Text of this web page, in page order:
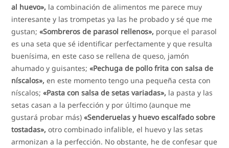
al huevo», la combinación de alimentos me parece muy
interesante y las trompetas ya las he probado y sé que me
gustan;«Sombreros de parasol rellenos», porque el parasol
es una seta que sé identificar perfectamente y que resulta
buenísima, en este caso se rellena de queso, jamón
ahumado y guisantes;«Pechuga de pollo frita con salsa de
níscalos», en este momento tengo una pequeña cesta con
níscalos;«Pasta con salsa de setas variadas», la pasta y las
setas casan a la perfección y por último (aunque me
gustará probar más)«Senderuelas y huevo escalfado sobre
tostadas», otro combinado infalible, el huevo y las setas
armonizan a la perfección. No obstante, he de confesar que